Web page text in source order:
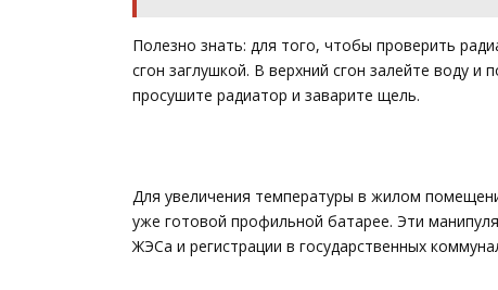
Полезно знать: для того, чтобы проверить
сгон заглушкой. В верхний сгон залейте воду и
просушите радиатор и заварите щель.
Для увеличения температуры в жилом
уже готовой профильной батарее. Эти
ЖЭСа и регистрации в государственных